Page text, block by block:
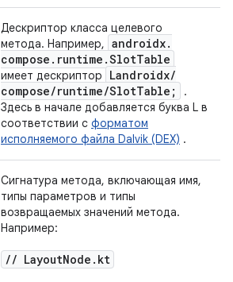
Дескриптор класса целевого
метода. Например, androidx.
compose . runtime .SlotTable
имеет дескриптор Landroidx/
compose/runtime/SlotTable;
.
Здесь в начале добавляется буква L в
соответствии с форматом
исполняемого файла Dalvik (DEX) .
Сигнатура метода, включающая имя,
типы параметров и типы
возвращаемых значений метода.
Например:
// LayoutNode . kt